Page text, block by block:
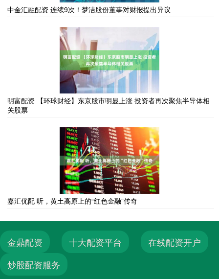
中金汇融配资 连续9次！梦洁股份董事对财报提出异议
明富配资 【环球财经】东京股市明显上涨 投资者再次聚焦半导体相
关股票
嘉汇优配 听，黄土高原上的“红色金融”传奇
金鼎配资 十大配资平台
在线配资开户
炒股配资服务